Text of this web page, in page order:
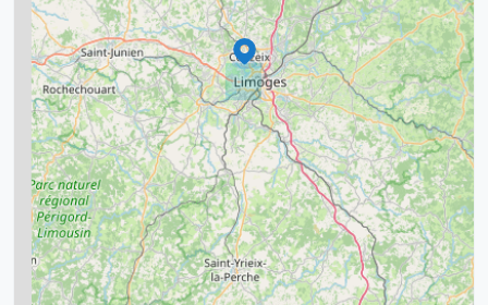
9
2
3
11
5
8
7
7
6
20
11
15